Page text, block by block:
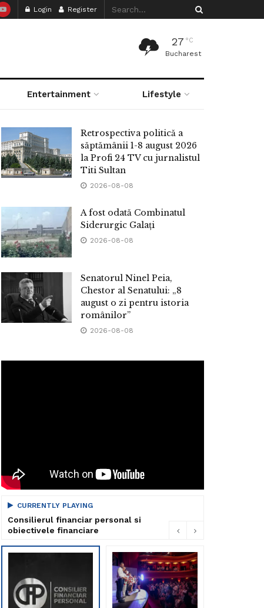
Login Register
27 °C
Bucharest
Entertainment Lifestyle
Retrospectiva politică a
săptămânii 1-8 august 2026
la Profi 24 TV cu jurnalistul
Titi Sultan
2026-08-08
A fost odată Combinatul
Siderurgic Galați
2026-08-08
Senatorul Ninel Peia,
Chestor al Senatului: „8
august o zi pentru istoria
românilor”
2026-08-08
CURRENTLY PLAYING
Consilierul financiar personal si
obiectivele financiare